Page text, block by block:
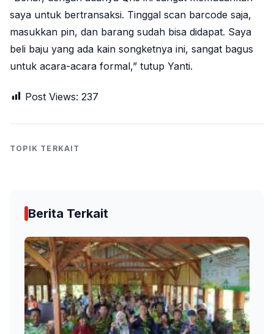
saya untuk bertransaksi. Tinggal scan barcode saja,
masukkan pin, dan barang sudah bisa didapat. Saya
beli baju yang ada kain songketnya ini, sangat bagus
untuk acara-acara formal,” tutup Yanti.
Post Views: 237
TOPIK TERKAIT
Berita Terkait